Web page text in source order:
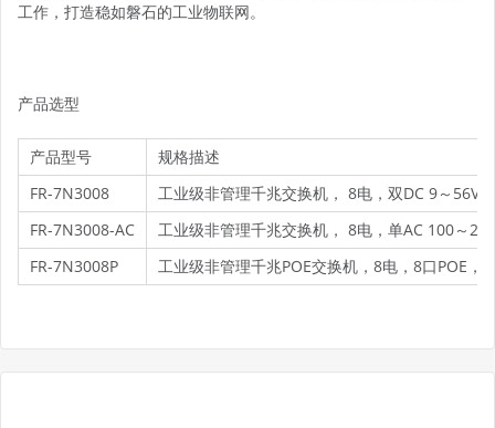
工作，打造稳如磐石的工业物联网。
产品选型
产品型号
规格描述
FR-7N3008
工业级非管理千兆交换机， 8电，双DC 9～56V
FR-7N3008-AC
工业级非管理千兆交换机， 8电，单AC 100～
FR-7N3008P
工业级非管理千兆POE交换机，8电，8口POE，